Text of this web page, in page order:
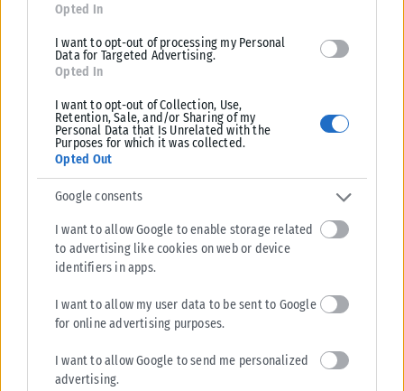
Opted In
I want to opt-out of processing my Personal
Data for Targeted Advertising.
Opted In
I want to opt-out of Collection, Use,
Retention, Sale, and/or Sharing of my
Personal Data that Is Unrelated with the
Purposes for which it was collected.
Opted Out
Google consents
I want to allow Google to enable storage related
to advertising like cookies on web or device
identifiers in apps.
I want to allow my user data to be sent to Google
for online advertising purposes.
I want to allow Google to send me personalized
advertising.
Καρυστιανού: Δεν φαίνεται να “βγαίνει” – Αποχωρεί ο Νίκος
Μπρουτζάκης και καταγγέλλει «κλειστή κάστα» και έλλειψη
Νέο εσωτερικό «ρήγμα» καταγράφεται στην «Ελπίδα για τη
Δημοκρατία» της Μαρίας Καρυστιανού, καθώς ο επιχειρηματίας και
συνιδιοκτήτης του διαδικτυακού καναλιού...
ΑΝΑΡΤΉΘΗΚΕ ΑΠΌ ΔΉΜΗΤΡΑ ΚΑΤΡΑΜΆΔΟΥ